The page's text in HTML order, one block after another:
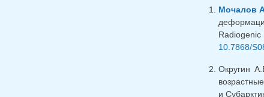
Мочалов
Radiogenic
10.7868/
Округин
и